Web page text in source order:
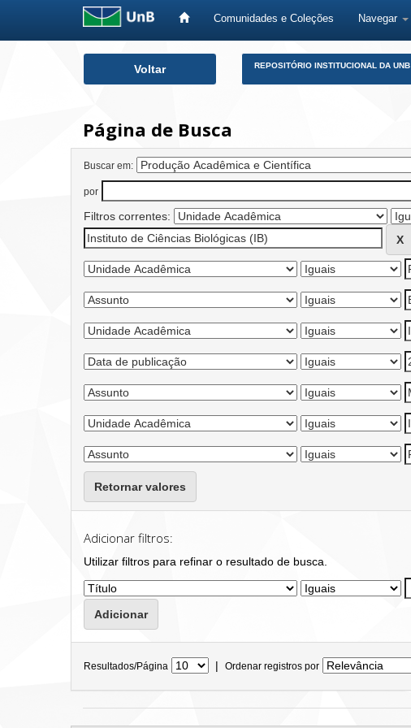
Comunidades e Coleções Navegar
Voltar REPOSITÓRIO INSTITUCIONAL DA UNB
Página de Busca
Buscar em:
por
Filtros correntes:
Retornar valores
Adicionar filtros:
Utilizar filtros para refinar o resultado de busca.
Resultados/Página | Ordenar registros por